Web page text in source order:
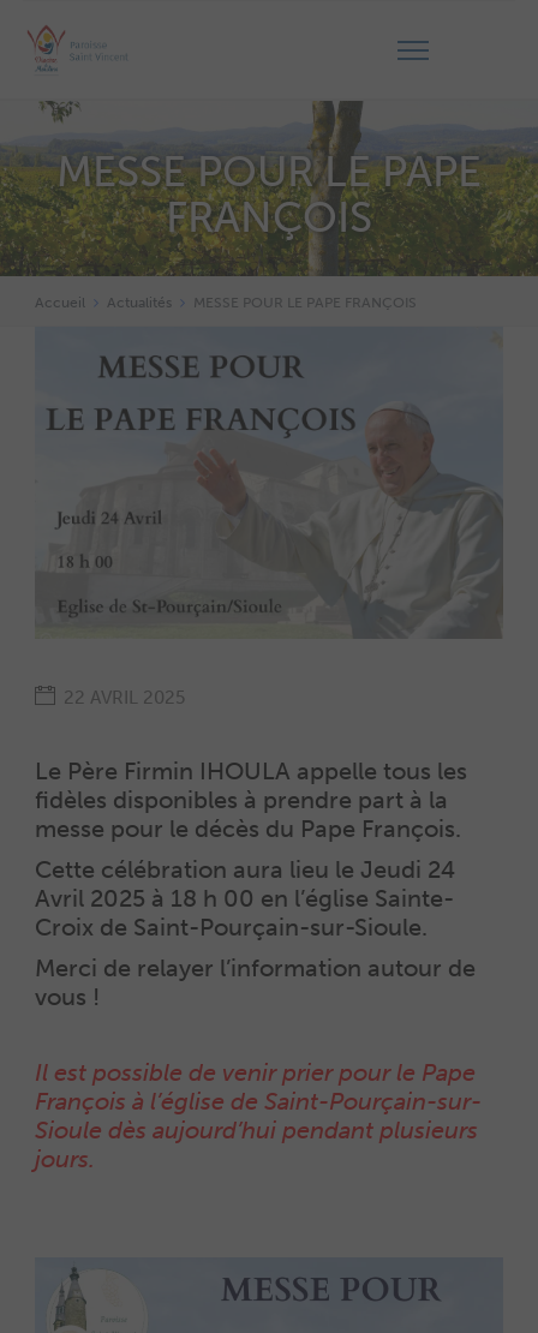
MESSE POUR LE PAPE
FRANÇOIS
Accueil Actualités MESSE POUR LE PAPE FRANÇOIS
22 AVRIL 2025
Le Père Firmin IHOULA appelle tous les
fidèles disponibles à prendre part à la
messe pour le décès du Pape François.
Cette célébration aura lieu le Jeudi 24
Avril 2025 à 18 h 00 en l’église Sainte-
Croix de Saint-Pourçain-sur-Sioule.
Merci de relayer l’information autour de
vous !
Il est possible de venir prier pour le Pape
François à l’église de Saint-Pourçain-sur-
Sioule dès aujourd’hui pendant plusieurs
jours.